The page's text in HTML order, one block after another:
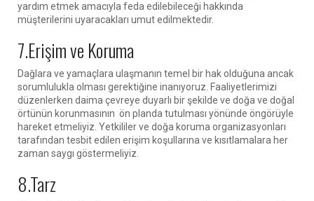
yardım etmek amacıyla feda edilebileceği hakkında
müşterilerini uyaracakları umut edilmektedir.
7.Erişim ve Koruma
Dağlara ve yamaçlara ulaşmanın temel bir hak olduğuna ancak
sorumlulukla olması gerektiğine inanıyoruz. Faaliyetlerimizi
düzenlerken daima çevreye duyarlı bir şekilde ve doğa ve doğal
örtünün korunmasının ön planda tutulması yönünde öngörüyle
hareket etmeliyiz. Yetkililer ve doğa koruma organizasyonları
tarafından tesbit edilen erişim koşullarına ve kısıtlamalara her
zaman saygı göstermeliyiz.
8.Tarz